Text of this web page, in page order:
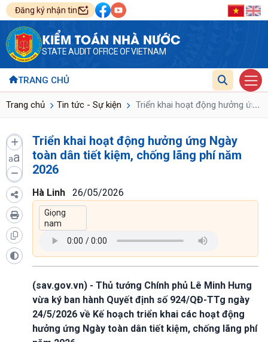
Đăng ký nhận tin
KIỂM TOÁN NHÀ NƯỚC
STATE AUDIT OFFICE OF VIETNAM
TRANG CHỦ
Trang chủ Tin tức - Sự kiện Triển khai hoạt động hưởng ứng
...
aa
Triển khai hoạt động hưởng ứng Ngày
toàn dân tiết kiệm, chống lãng phí năm
2026
Hà Linh 26/05/2026
(sav.gov.vn) - Thủ tướng Chính phủ Lê Minh Hưng
vừa ký ban hành Quyết định số 924/QĐ-TTg ngày
24/5/2026 về Kế hoạch triển khai các hoạt động
hưởng ứng Ngày toàn dân tiết kiệm, chống lãng phí